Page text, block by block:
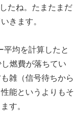
たね。たまたまだ
きます。
平均を計算したと
燃費が落ちてい
雑（信号待ちから
能というよりもそ
す。